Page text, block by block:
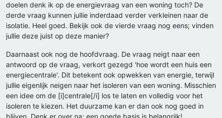
doelen denk ik op de energievraag van een woning toch? De
derde vraag kunnen jullie inderdaad verder verkleinen naar de
isolatie. Heel goed. Bekijk ook de vierde vraag nog eens; vinden
jullie deze juist op deze manier?
Daarnaast ook nog de hoofdvraag. De vraag neigt naar een
antwoord op de vraag, verkort gezegd 'hoe wordt een huis een
energiecentrale'. Dit betekent ook opwekken van energie, terwijl
jullie eigenlijk neigen naar het isoleren van een woning. Misschien
een idee om de [i]centrale[/i] los te laten en volledig voor het
isoleren te kiezen. Het duurzame kan er dan ook nog goed in